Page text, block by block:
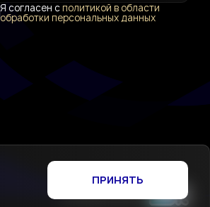
Я согласен сполитикой в области
обработки персональных данных
ПРИНЯТЬ